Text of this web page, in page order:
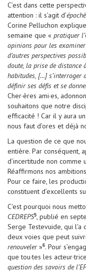
C’est dans cette
attention : il s’agit d’épochè
Corine Pelluchon
semaine que « pratiquer l’
opinions pour les
d’autres perspectives
doute, la prise de distance
habitudes, […] s’interroger
définir ses défis et se
Cher·ères ami·es,
souhaitons que notre
efficacité ! Car il y aura
nous faut d’ores et déjà
La question de ce que
entière. Par conséquent,
d’incertitude non comme
Réaffirmons nos
Pour ce faire, les
constituent d’excellents
C'est pourquoi nous
CEDREPS5, publié en
Serge Testevuide, qui l'a
deux voies que peut
renouveler»6. Pour
que tou·tes les
question des savoirs de